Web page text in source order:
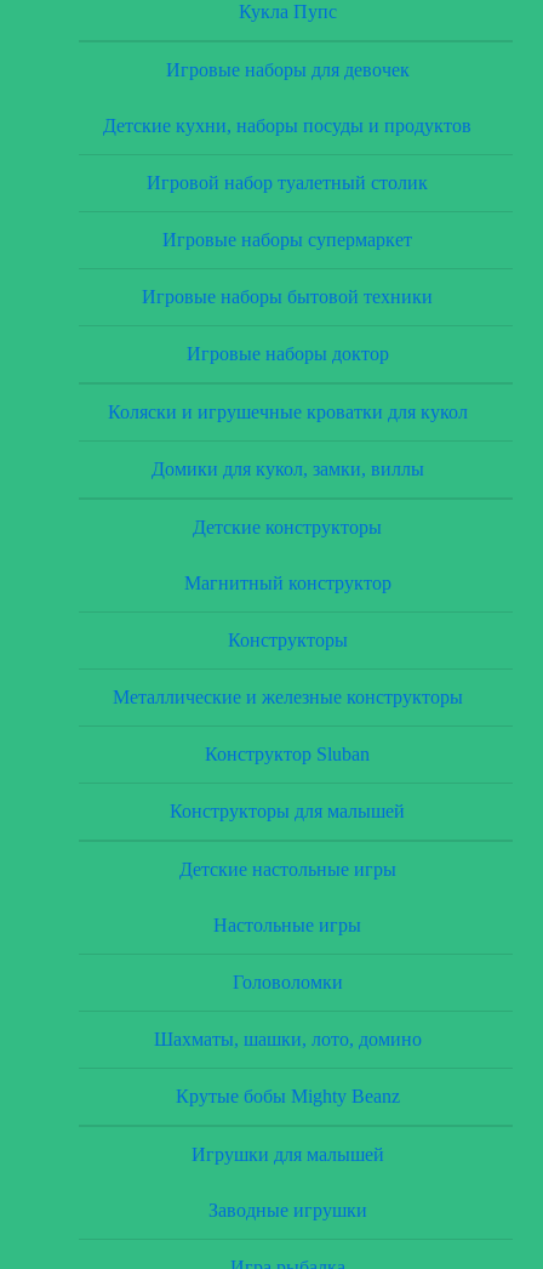
Кукла Пупс
Игровые наборы для девочек
Детские кухни, наборы посуды и продуктов
Игровой набор туалетный столик
Игровые наборы супермаркет
Игровые наборы бытовой техники
Игровые наборы доктор
Коляски и игрушечные кроватки для кукол
Домики для кукол, замки, виллы
Детские конструкторы
Магнитный конструктор
Конструкторы
Металлические и железные конструкторы
Конструктор Sluban
Конструкторы для малышей
Детские настольные игры
Настольные игры
Головоломки
Шахматы, шашки, лото, домино
Крутые бобы Mighty Beanz
Игрушки для малышей
Заводные игрушки